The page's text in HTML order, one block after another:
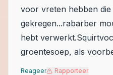
voor vreten hebben die
gekregen...rabarber
hebt
groentesoep, als
Reageer Rapporteer